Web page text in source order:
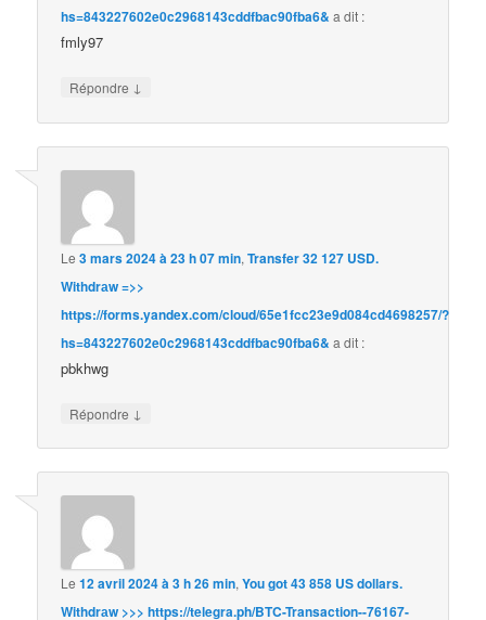
hs=843227602e0c2968143cddfbac90fba6& a dit :
fmly97
Répondre ↓
Le3 mars 2024 à 23 h 07 min,Transfer 32 127 USD.
Withdrаw =>>
https://forms.yandex.com/cloud/65e1fcc23e9d084cd4698257/?
hs=843227602e0c2968143cddfbac90fba6& a dit :
pbkhwg
Répondre ↓
Le12 avril 2024 à 3 h 26 min,You got 43 858 US dollars.
Withdrаw >>> https://telegra.ph/BTC-Transaction--76167-